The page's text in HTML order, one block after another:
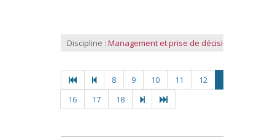
Discipline : Management et prise de décision
8 9 10 11 12
16
17 18